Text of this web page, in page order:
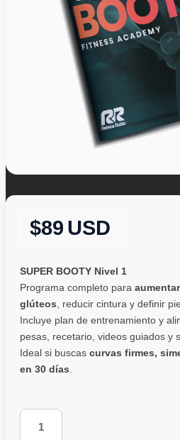
89 USD
SUPER BOOTY Nivel 1
Programa completo para
glúteos, reducir cintura y definir
Incluye plan de entrenamiento y
pesas, recetario, videos guiados y
Ideal si buscas curvas firmes,
en 30 días.